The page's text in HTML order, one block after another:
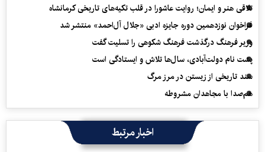
تلاقی هنر و ایمان؛ روایت عاشورا در قلب تکیه‌های تاریخی کرمانشاه
فراخوان نوزدهمین دوره جایزه ادبی «جلال آل‌احمد» منتشر شد
وزیر فرهنگ درگذشت فرهنگ شکوهی را تسلیت گفت
پشت نام دولت‌آبادی، سال‌ها تلاش و ایستادگی است
سند تاریخی از زیستن در مرز مرگ
هم‌صدا با مجاهدان مشروطه
اخبار مرتبط